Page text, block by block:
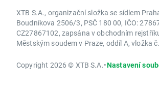
XTB S.A., organizační složka se sídlem
Boudníkova 2506/3, PSČ 180 00, IČO:
CZ27867102, zapsána v obchodním
Městským soudem v Praze, oddíl A, vložka
Copyright 2026 © XTB S.A.•Nastavení